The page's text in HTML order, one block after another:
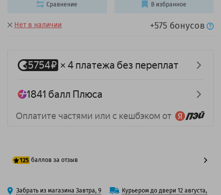
Нет в наличии +575 бонусов
125 баллов за отзыв
100 баллов
Забрать из магазина Завтра, 9
Курьером до двери 12 августа,
Сравнение В избранное